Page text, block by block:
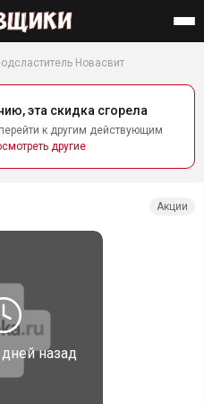
Новасвит
эта скидка сгорела
к другим действующим
другие
назад
Акции